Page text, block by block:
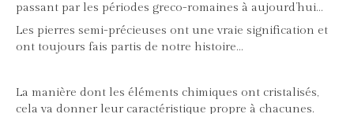
passant par les périodes greco-romaines à aujourd’hui…
Les pierres semi-précieuses ont une vraie signification et
ont toujours fais partis de notre histoire…
La manière dont les éléments chimiques ont cristalisés,
cela va donner leur caractéristique propre à chacunes.